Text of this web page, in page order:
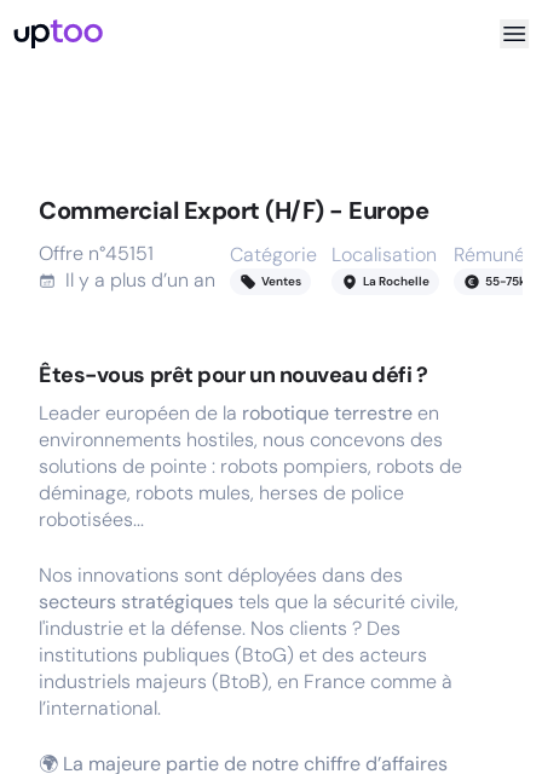
Commercial Export (H/F) - Europe
Offre n°45151
Il y a plus d’un an
Catégorie
Ventes
Localisation
La Rochelle 55-75k
Êtes-vous prêt pour un nouveau défi ?
Leader européen de la robotique terrestre en
environnements hostiles, nous concevons des
solutions de pointe : robots pompiers, robots de
déminage, robots mules, herses de police
robotisées...
Nos innovations sont déployées dans des
secteurs stratégiques tels que la sécurité civile,
l'industrie et la défense. Nos clients ? Des
institutions publiques (BtoG) et des acteurs
industriels majeurs (BtoB), en France comme à
l’international.
🌍 La majeure partie de notre chiffre d’affaires